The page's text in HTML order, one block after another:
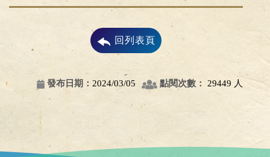
回列表頁
發布日期： 2024/03/05 點閱次數： 29449 人